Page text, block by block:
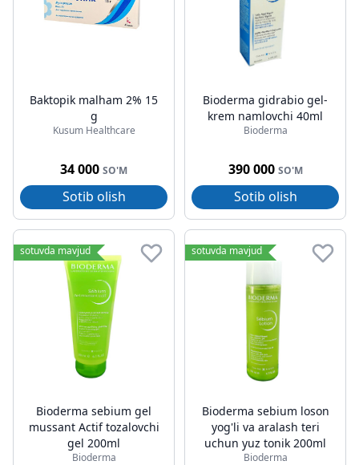
Baktopik malham 2% 15
g
Kusum Healthcare
34 000 SO'M
Sotib olish
Bioderma gidrabio gel-
krem namlovchi 40ml
Bioderma
390 000 SO'M
Sotib olish
sotuvda mavjud
Bioderma sebium gel
mussant Actif tozalovchi
gel 200ml
Bioderma
sotuvda mavjud
Bioderma sebium loson
yog'li va aralash teri
uchun yuz tonik 200ml
Bioderma